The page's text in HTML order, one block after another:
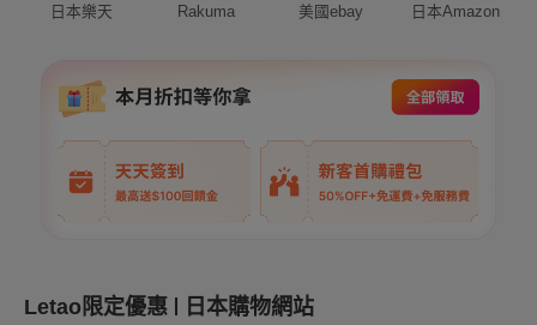
日本樂天 Rakuma 美國ebay 日本Amazon
Letao限定優惠 日本購物網站